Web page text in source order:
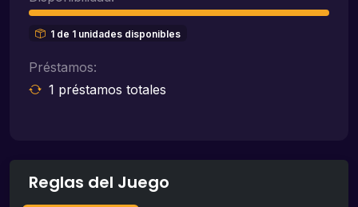
1 de 1 unidades disponibles
Préstamos:
1 préstamos totales
Reglas del Juego